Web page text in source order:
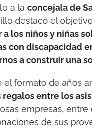
a la concejala de
destacó el
los niños y niñas
con discapacidad
a construir una
formato de años
entre los
empresas, entre
de sus